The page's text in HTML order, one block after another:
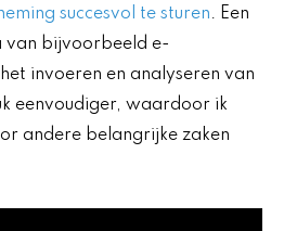
succesvol te sturen. Een
van bijvoorbeeld e-
invoeren en analyseren van
eenvoudiger, waardoor ik
andere belangrijke zaken